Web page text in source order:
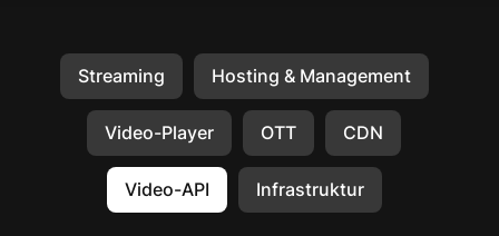
Streaming Hosting & Management
Video-Player OTT CDN
Video-API Infrastruktur